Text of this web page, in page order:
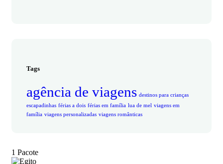
Tags
agência de viagens destinos para crianças
escapadinhas férias a dois férias em família lua de mel viagens em
família viagens personalizadas viagens românticas
1 Pacote